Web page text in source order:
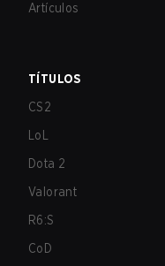
Artículos
TÍTULOS
CS2
LoL
Dota 2
Valorant
R6:S
CoD